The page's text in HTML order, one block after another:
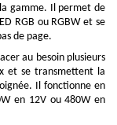
gamme. Il permet de
RGB ou RGBW et se
de page.
au besoin plusieurs
et se transmettent la
Il fonctionne en
en 12V ou 480W en